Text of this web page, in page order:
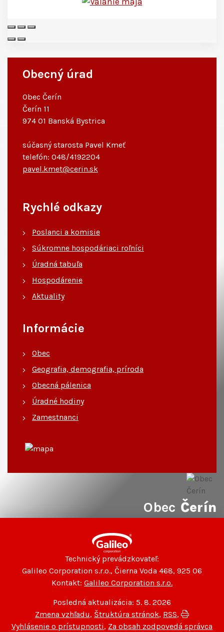
Obecný úrad
Obec Čerín
Čerín 11
974 01 Banská Bystrica
súčasný starosta Pavel Kmeť
telefón: 048/4192204
pavel.kmet@cerin.sk
Rychlé odkazy
Poslanci a komisie
Súkromne hospodáriaci roľníci
Úradná tabuľa
Hospodárenie
Aktuality
Informácie
Obec
Geografia, demografia, príroda
Obecná pálenica
Úradné hodiny
Zamestnanci
Obec Čerín
Technický prevádzkovateľ:
Galileo Corporation s.r.o., Čierna Voda 468, 925 06
Kontakt: Galileo Corporation s.r.o.
Posledná aktualizácia: 5. 8. 2026
Zmena vzhľadu, Štruktúra stránok, RSS, Vytlačiť
Vyhlásenie o prístupnosti, Za obsah zodpovedá správca